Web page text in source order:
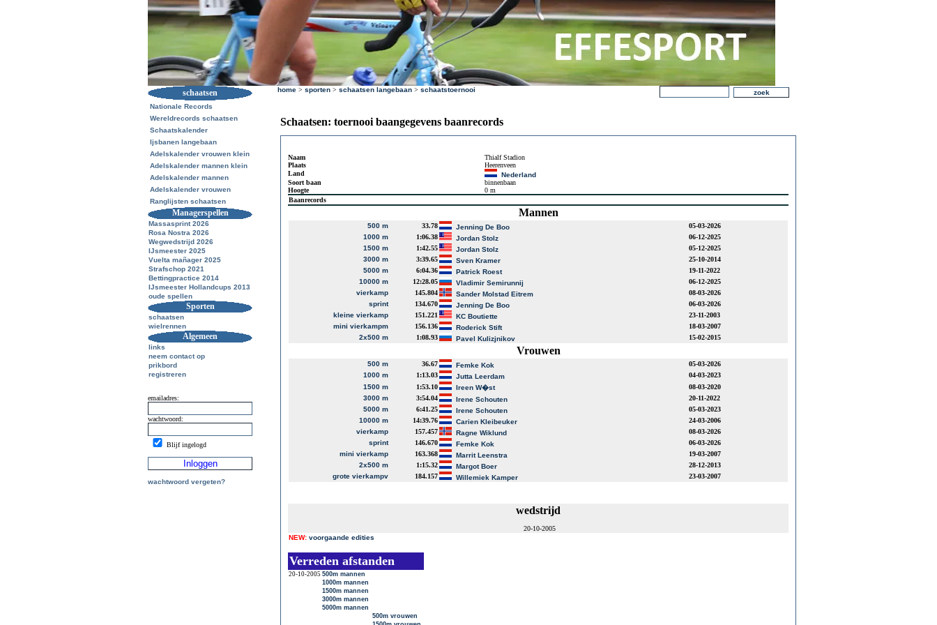
schaatsen
Nationale Records
Wereldrecords schaatsen
Schaatskalender
Ijsbanen langebaan
Adelskalender vrouwen klein
Adelskalender mannen klein
Adelskalender mannen
Adelskalender vrouwen
Ranglijsten schaatsen
Managerspellen
Massasprint 2026
Rosa Nostra 2026
Wegwedstrijd 2026
IJsmeester 2025
Vuelta mañager 2025
Strafschop 2021
Bettingpractice 2014
IJsmeester Hollandcups 2013
oude spellen
Sporten
schaatsen
wielrennen
Algemeen
links
neem contact op
prikbord
registreren
emailadres:
wachtwoord:
Blijf ingelogd
wachtwoord vergeten?
home > sporten > schaatsen langebaan > schaatstoernooi
Schaatsen: toernooi baangegevens baanrecords
Naam
Thialf Stadion
Plaats
Heerenveen
Land
Nederland
Soort baan
binnenbaan
Hoogte
0 m
Baanrecords
Mannen
500 m 33.78 Jenning De Boo
05-03-2026
1000 m
1:06.38 Jordan Stolz
06-12-2025
1500 m
1:42.55 Jordan Stolz
05-12-2025
3000 m
3:39.65 Sven Kramer
25-10-2014
5000 m
6:04.36 Patrick Roest
19-11-2022
10000 m
12:28.05 Vladimir Semirunnij
06-12-2025
vierkamp
145.804 Sander Molstad Eitrem
08-03-2026
sprint
134.670 Jenning De Boo
06-03-2026
kleine vierkamp
151.221 KC Boutiette
23-11-2003
mini vierkampm
156.136 Roderick Stift
18-03-2007
2x500 m
1:08.93 Pavel Kulizjnikov 15-02-2015
Vrouwen
500 m 36.67 Femke Kok
05-03-2026
1000 m
1:13.03 Jutta Leerdam
04-03-2023
1500 m
1:53.10 Ireen W�st
08-03-2020
3000 m
3:54.04 Irene Schouten
20-11-2022
5000 m
6:41.25 Irene Schouten
05-03-2023
10000 m
14:39.76 Carien Kleibeuker
24-03-2006
vierkamp
157.457 Ragne Wiklund
08-03-2026
sprint
146.670 Femke Kok
06-03-2026
mini vierkamp
163.368 Marrit Leenstra
19-03-2007
2x500 m
1:15.32 Margot Boer
28-12-2013
grote vierkampv
184.157 Willemiek Kamper 23-03-2007
wedstrijd
20-10-2005
NEW: voorgaande edities
Verreden afstanden
20-10-2005 500m mannen
1000m mannen
1500m mannen
3000m mannen
5000m mannen
500m vrouwen